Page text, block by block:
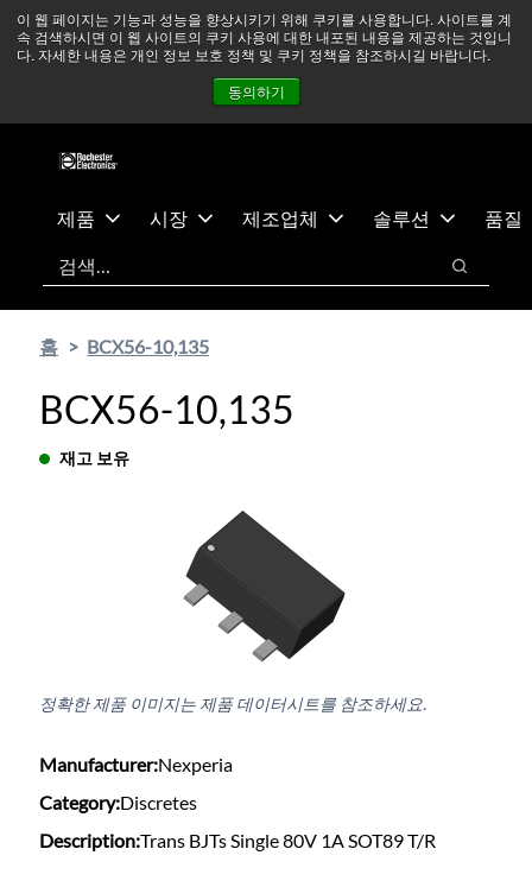
이 웹 페이지는 기능과 성능을 향상시키기 위해 쿠키를 사용합니다. 사이트를 계
속 검색하시면 이 웹 사이트의 쿠키 사용에 대한 내포된 내용을 제공하는 것입니
다. 자세한 내용은 개인 정보 보호 정책 및 쿠키 정책을 참조하시길 바랍니다.
동의하기
츠
건
중동 지역 상황을 지속적으로 주시하고 있으며, 모든 서비스는
정상적으로 운영되고 있습니다. 더 읽어보기 →
뉴스
문의하기
제품 시장 제조업체 솔루션
품질
검색
검색
홈 BCX56-10,135
BCX56-10,135
재고 보유
정확한 제품 이미지는 제품 데이터시트를 참조하세요.
Manufacturer:Nexperia
Category:Discretes
Description:Trans BJTs Single 80V 1A SOT89 T/R